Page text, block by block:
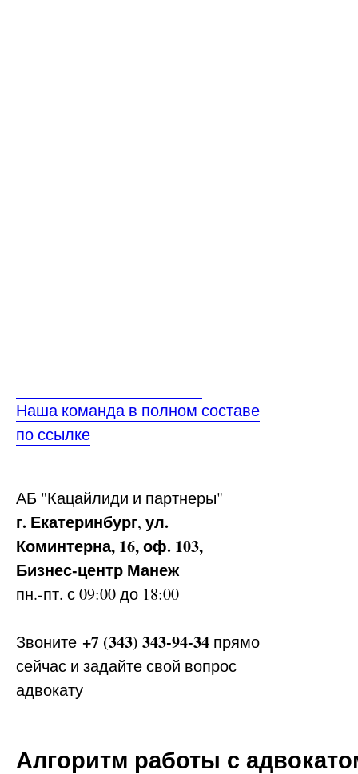
Наша команда в полном составе
по ссылке
АБ "Кацайлиди и партнеры"
г. Екатеринбург, ул.
Коминтерна, 16, оф. 103,
Бизнес-центр Манеж
пн.-пт. с 09:00 до 18:00
Звоните +7 (343) 343-94-34 прямо
сейчас и задайте свой вопрос
адвокату
Алгоритм работы с